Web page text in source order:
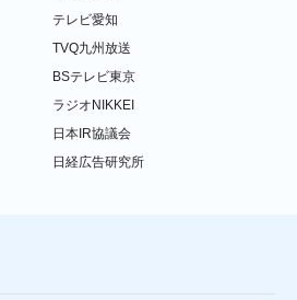
テレビ愛知
TVQ九州放送
BSテレビ東京
ラジオNIKKEI
日本IR協議会
日経広告研究所